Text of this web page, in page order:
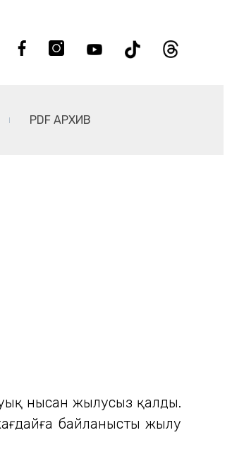
PDF АРХИВ
нысан жылусыз қалды.
байланысты жылу